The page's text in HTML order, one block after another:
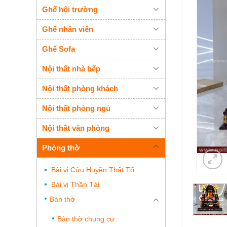
Ghế hội trường
Ghế nhân viên
Ghế Sofa
Nội thất nhà bếp
Nội thất phòng khách
Nội thất phòng ngủ
Nội thất văn phòng
Phòng thờ
Bài vị Cửu Huyền Thất Tổ
Bài vị Thần Tài
Bàn thờ
Bàn thờ chung cư